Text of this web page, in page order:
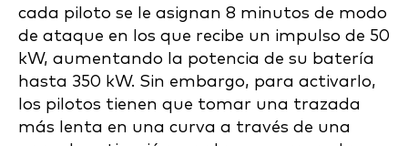
cada piloto se le asignan 8 minutos de modo
de ataque en los que recibe un impulso de 50
kW, aumentando la potencia de su batería
hasta 350 kW. Sin embargo, para activarlo,
los pilotos tienen que tomar una trazada
más lenta en una curva a través de una